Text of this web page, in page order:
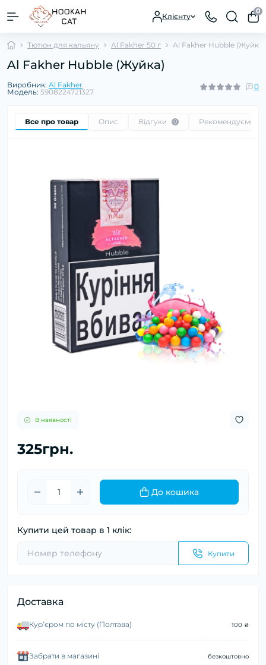
Клієнту
0
Тютюн для кальяну Al Fakher 50 г Al Fakher Hubble (Жуйка)
Al Fakher Hubble (Жуйка)
Виробник: Al Fakher
Модель: 5908224721327
0
Все про товар Опис Відгуки 0 Рекомендуємо
В наявності
325грн.
До кошика
Купити цей товар в 1 клік:
Купити
Доставка
Курʼєром по місту (Полтава) 100 ₴
Забрати в магазині безкоштовно